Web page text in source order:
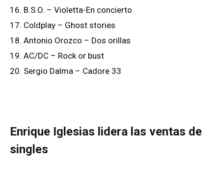
16. B.S.O. – Violetta-En concierto
17. Coldplay – Ghost stories
18. Antonio Orozco – Dos orillas
19. AC/DC – Rock or bust
20. Sergio Dalma – Cadore 33
Enrique Iglesias lidera las ventas de
singles